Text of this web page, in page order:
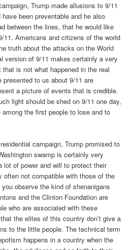
Trump made allusions to 9/11
been preventable and he also
between the lines, that he would like
11. Americans and citizens of the world
truth about the attacks on the World
version of 9/11 makes certainly a very
is not what happened in the real
to us about 9/11 are
a picture of events that is credible.
light should be shed on 9/11 one day,
among the first people to lose and to
campaign, Trump promised to
swamp is certainly very
lot of power and will to protect their
often not compatible with those of the
observe the kind of shenanigans
and the Clinton Foundation are
who are associated with these
the elites of this country don’t give a
to the little people. The technical term
happens in a country when the